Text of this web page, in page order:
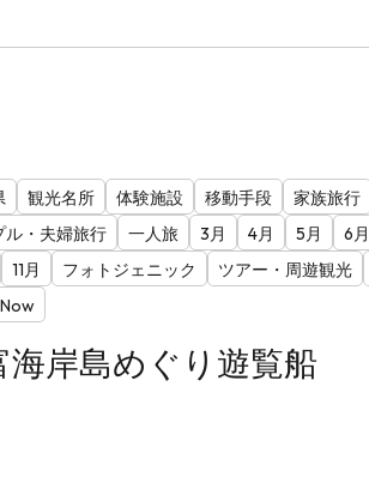
観光名所 体験施設 移動手段
家族旅行
ル・夫婦旅行
一人旅 3月 4月 5月 6月
11月 フォトジェニック ツアー・周遊観光
海岸島めぐり遊覧船